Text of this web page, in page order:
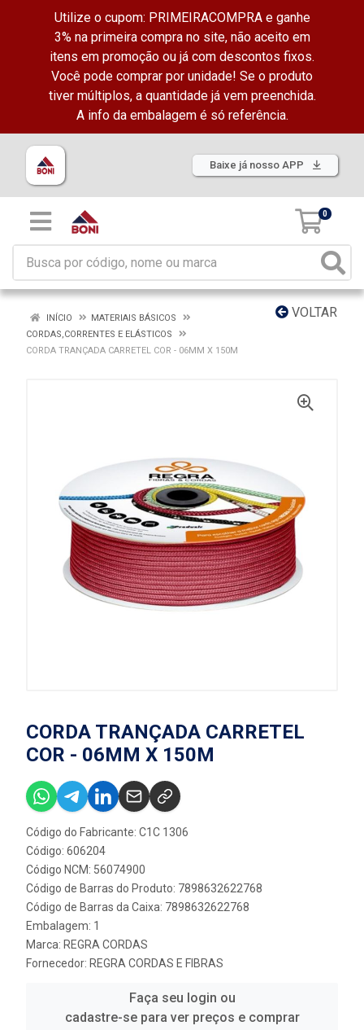
Utilize o cupom: PRIMEIRACOMPRA e ganhe
3% na primeira compra no site, não aceito em
itens em promoção ou já com descontos fixos.
Você pode comprar por unidade! Se o produto
tiver múltiplos, a quantidade já vem preenchida.
A info da embalagem é só referência.
Baixe já nosso APP
0
VOLTAR
INÍCIO
MATERIAIS BÁSICOS
CORDAS,CORRENTES E ELÁSTICOS
CORDA TRANÇADA CARRETEL COR - 06MM X 150M
CORDA TRANÇADA CARRETEL
COR - 06MM X 150M
Código do Fabricante: C1C 1306
Código: 606204
Código NCM: 56074900
Código de Barras do Produto: 7898632622768
Código de Barras da Caixa: 7898632622768
Embalagem: 1
Marca: REGRA CORDAS
Fornecedor: REGRA CORDAS E FIBRAS
Faça seu login ou
cadastre-se para ver preços e comprar